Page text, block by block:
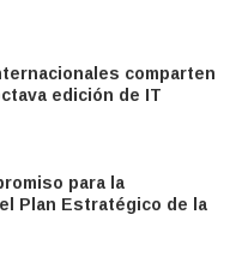
comparten
edición de IT
para la
Plan Estratégico de la